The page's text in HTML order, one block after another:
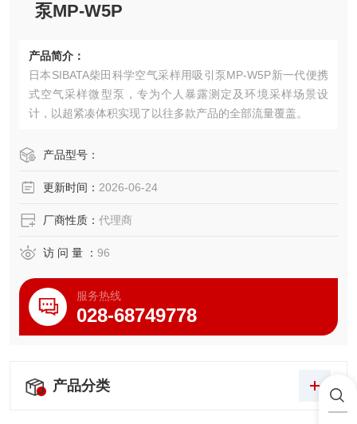
泵MP-W5P
产品简介：
日本SIBATA柴田科学空气采样用吸引泵MP-W5P新一代便携
式空气采样微型泵，专为个人暴露测定及环境采样场景设
计，以超紧凑体积实现了以往多款产品的全部流量覆盖。
产品型号：
更新时间： 2026-06-24
厂商性质： 代理商
访 问 量 ： 96
服务热线
028-68749778
产品分类